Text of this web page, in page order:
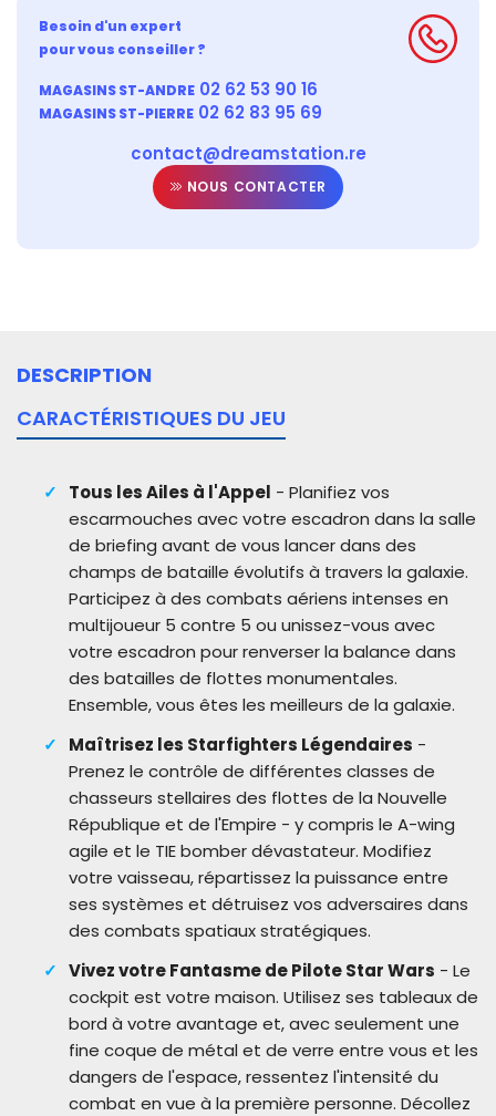
Besoin d'un expert
pour vous conseiller ?
MAGASINS ST-ANDRE 02 62 53 90 16
MAGASINS ST-PIERRE 02 62 83 95 69
contact@dreamstation.re
NOUS CONTACTER
DESCRIPTION
CARACTÉRISTIQUES DU JEU
Tous les Ailes à l'Appel - Planifiez vos
escarmouches avec votre escadron dans la salle
de briefing avant de vous lancer dans des
champs de bataille évolutifs à travers la galaxie.
Participez à des combats aériens intenses en
multijoueur 5 contre 5 ou unissez-vous avec
votre escadron pour renverser la balance dans
des batailles de flottes monumentales.
Ensemble, vous êtes les meilleurs de la galaxie.
Maîtrisez les Starfighters Légendaires -
Prenez le contrôle de différentes classes de
chasseurs stellaires des flottes de la Nouvelle
République et de l'Empire - y compris le A-wing
agile et le TIE bomber dévastateur. Modifiez
votre vaisseau, répartissez la puissance entre
ses systèmes et détruisez vos adversaires dans
des combats spatiaux stratégiques.
Vivez votre Fantasme de Pilote Star Wars - Le
cockpit est votre maison. Utilisez ses tableaux de
bord à votre avantage et, avec seulement une
fine coque de métal et de verre entre vous et les
dangers de l'espace, ressentez l'intensité du
combat en vue à la première personne. Décollez